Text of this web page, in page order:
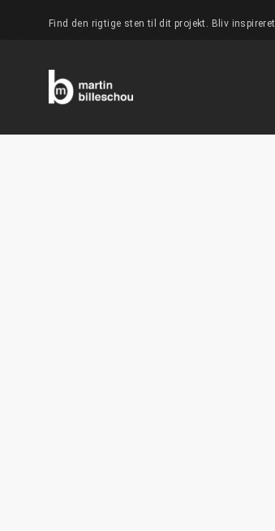
Find den rigtige sten til dit projekt. Bliv